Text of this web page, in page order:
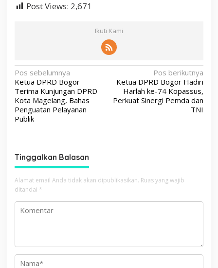
Post Views: 2,671
Ikuti Kami
N
a
v
i
s
i
p
o
s
Pos sebelumnya
Ketua DPRD Bogor
Terima Kunjungan DPRD
Kota Magelang, Bahas
Penguatan Pelayanan
Publik
Pos berikutnya
Ketua DPRD Bogor Hadiri
Harlah ke-74 Kopassus,
Perkuat Sinergi Pemda dan
TNI
Tinggalkan Balasan
Alamat email Anda tidak akan dipublikasikan. Ruas yang wajib
ditandai *